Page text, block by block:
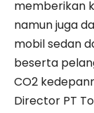
memberikan
namun juga
mobil sedan
beserta
CO2
Director PT